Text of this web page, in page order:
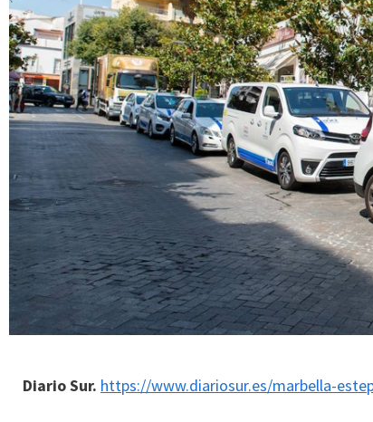
Diario Sur. https://www.diariosur.es/marbella-